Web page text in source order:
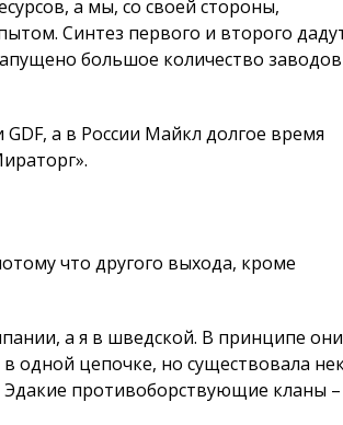
что другого выхода, кроме
а я в шведской. В принципе они
проти­воборствующие кланы –
в Facebook.
и быть парой или прекратить
Мы выбрали любовь. Приняли
И тут начался круговорот событий:
Point 57.